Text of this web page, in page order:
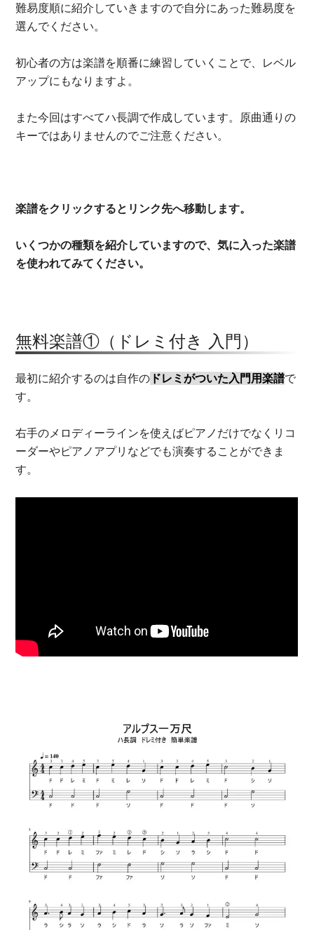
難易度順に紹介していきますので自分にあった難易度を
選んでください。
初心者の方は楽譜を順番に練習していくことで、レベル
アップにもなりますよ。
また今回はすべてハ長調で作成しています。原曲通りの
キーではありませんのでご注意ください。
楽譜をクリックするとリンク先へ移動します。
いくつかの種類を紹介していますので、気に入った楽譜
を使われてみてください。
無料楽譜①（ドレミ付き 入門）
最初に紹介するのは自作の ドレミがついた入門用楽譜で
す。
右手のメロディーラインを使えばピアノだけでなくリコ
ーダーやピアノアプリなどでも演奏することができま
す。